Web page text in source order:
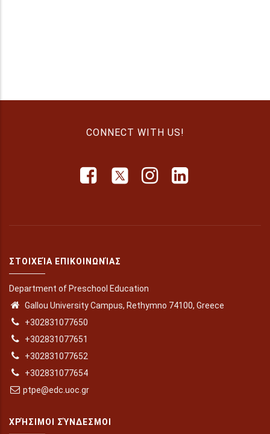
CONNECT WITH US!
ΣΤΟΙΧΕΊΑ ΕΠΙΚΟΙΝΩΝΊΑΣ
Department of Preschool Education
Gallou University Campus, Rethymno 74100, Greece
+302831077650
+302831077651
+302831077652
+302831077654
ptpe@edc.uoc.gr
ΧΡΉΣΙΜΟΙ ΣΎΝΔΕΣΜΟΙ